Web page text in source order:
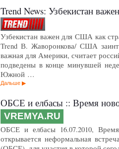
Trend News: Узбекистан
Узбекистан важен для США как
Trend В. Жаворонкова/ США
важная для Америки, считает
подведены в конце минувшей
Южной …
Дальше
ОБСЕ и елбасы :: Время
VREMYA.RU
ОБСЕ и елбасы 16.07.2010,
открывается неформальная